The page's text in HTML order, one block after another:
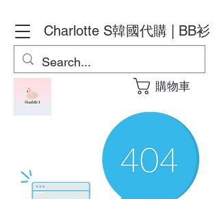
Charlotte S韓國代購 | BB衫
購物車